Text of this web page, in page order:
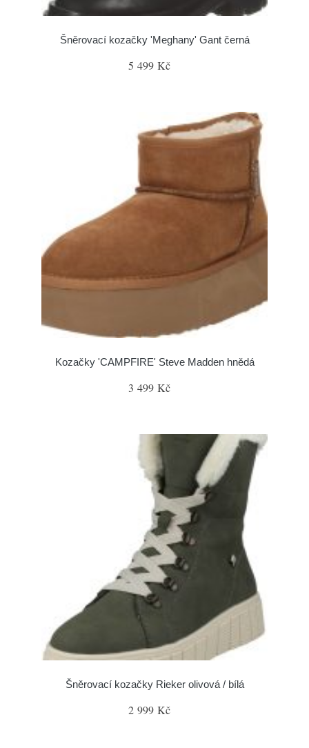
Šněrovací kozačky 'Meghany' Gant černá
5 499 Kč
Kozačky 'CAMPFIRE' Steve Madden hnědá
3 499 Kč
Šněrovací kozačky Rieker olivová / bílá
2 999 Kč